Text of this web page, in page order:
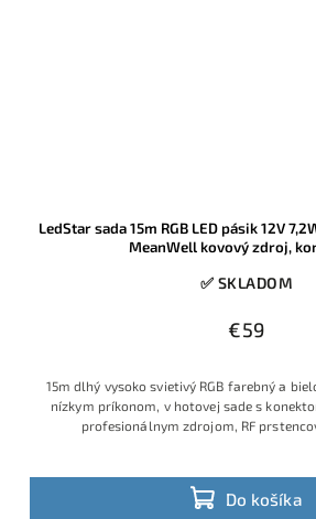
LedStar sada 15m RGB LED pásik 12V
MeanWell kovový zdroj,
✅ SKLADOM
€59
Do košíka
15m dlhý vysoko svietivý RGB farebný a
nízkym príkonom, v hotovej sade s
profesionálnym zdrojom, RF